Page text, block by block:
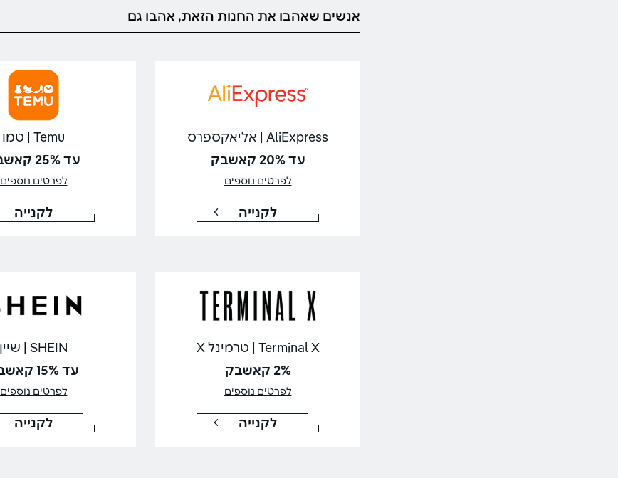
אנשים שאהבו את החנות הזאת, אהבו גם
AliExpress | אליאקספרס
עד 20% קאשבק
לפרטים נוספים
לקנייה
Temu | טמו
עד 25% קאשבק
לפרטים נוספים
לקנייה
Terminal X | טרמינל X
2% קאשבק
לפרטים נוספים
לקנייה
SHEIN | שיין
עד 15% קאשבק
לפרטים נוספים
לקנייה